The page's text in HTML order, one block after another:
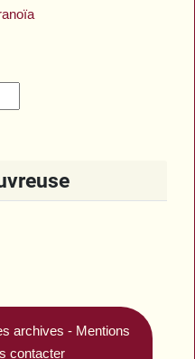
archives - Mentions
contacter